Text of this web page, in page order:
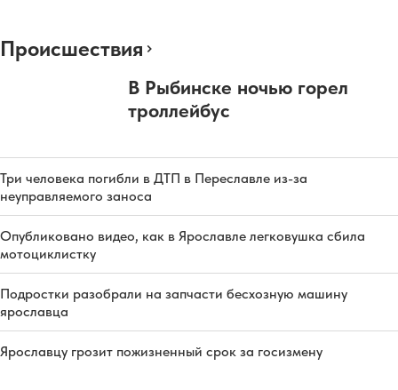
Происшествия
В Рыбинске ночью горел
троллейбус
Три человека погибли в ДТП в Переславле из-за
неуправляемого заноса
Опубликовано видео, как в Ярославле легковушка сбила
мотоциклистку
Подростки разобрали на запчасти бесхозную машину
ярославца
Ярославцу грозит пожизненный срок за госизмену